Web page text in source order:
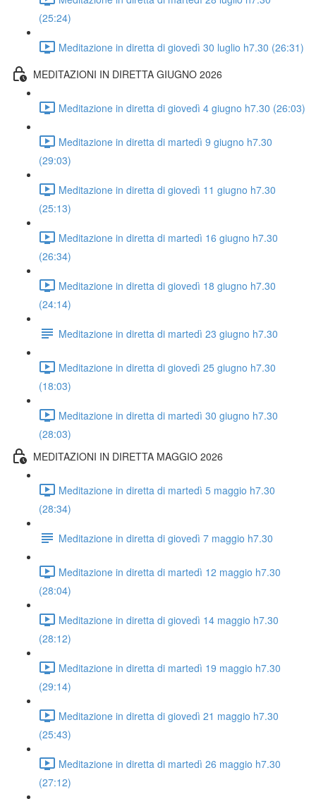
(25:24)
Meditazione in diretta di giovedì 30 luglio h7.30 (26:31)
MEDITAZIONI IN DIRETTA GIUGNO 2026
Meditazione in diretta di giovedì 4 giugno h7.30 (26:03)
Meditazione in diretta di martedì 9 giugno h7.30
(29:03)
Meditazione in diretta di giovedì 11 giugno h7.30
(25:13)
Meditazione in diretta di martedì 16 giugno h7.30
(26:34)
Meditazione in diretta di giovedì 18 giugno h7.30
(24:14)
Meditazione in diretta di martedì 23 giugno h7.30
Meditazione in diretta di giovedì 25 giugno h7.30
(18:03)
Meditazione in diretta di martedì 30 giugno h7.30
(28:03)
MEDITAZIONI IN DIRETTA MAGGIO 2026
Meditazione in diretta di martedì 5 maggio h7.30
(28:34)
Meditazione in diretta di giovedì 7 maggio h7.30
Meditazione in diretta di martedì 12 maggio h7.30
(28:04)
Meditazione in diretta di giovedì 14 maggio h7.30
(28:12)
Meditazione in diretta di martedì 19 maggio h7.30
(29:14)
Meditazione in diretta di giovedì 21 maggio h7.30
(25:43)
Meditazione in diretta di martedì 26 maggio h7.30
(27:12)